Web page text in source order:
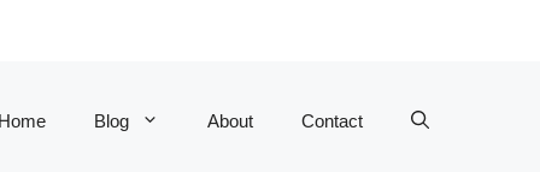
Blog About Contact